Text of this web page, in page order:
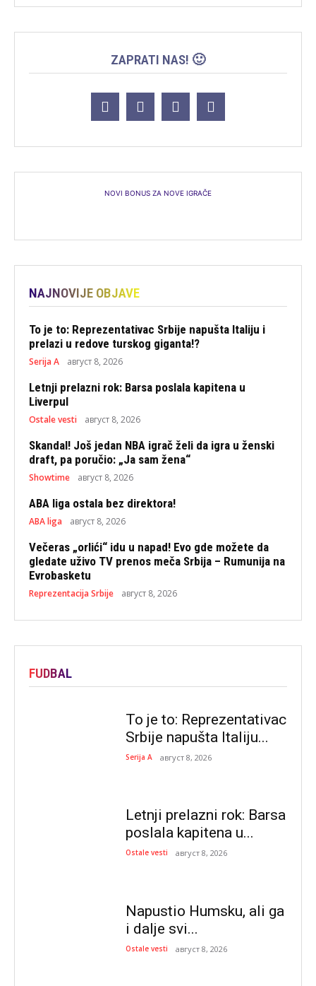
ZAPRATI NAS! 🙂
NOVI BONUS ZA NOVE IGRAČE
NAJNOVIJE OBJAVE
To je to: Reprezentativac Srbije napušta Italiju i
prelazi u redove turskog giganta!?
Serija A август 8, 2026
Letnji prelazni rok: Barsa poslala kapitena u
Liverpul
Ostale vesti август 8, 2026
Skandal! Još jedan NBA igrač želi da igra u ženski
draft, pa poručio: „Ja sam žena“
Showtime август 8, 2026
ABA liga ostala bez direktora!
ABA liga август 8, 2026
Večeras „orlići“ idu u napad! Evo gde možete da
gledate uživo TV prenos meča Srbija – Rumunija na
Evrobasketu
Reprezentacija Srbije август 8, 2026
FUDBAL
To je to: Reprezentativac
Srbije napušta Italiju...
Serija A август 8, 2026
Letnji prelazni rok: Barsa
poslala kapitena u...
Ostale vesti август 8, 2026
Napustio Humsku, ali ga
i dalje svi...
Ostale vesti август 8, 2026